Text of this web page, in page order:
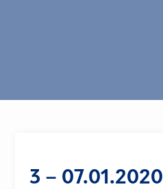
3 – 07.01.2020